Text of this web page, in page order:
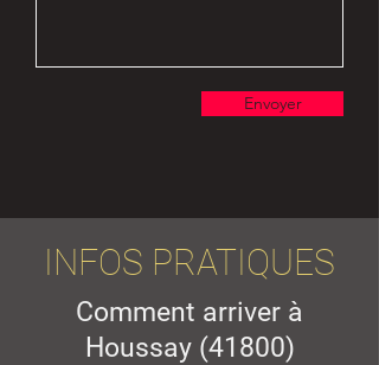
Envoyer
INFOS PRATIQUES
Comment arriver à
Houssay (41800)